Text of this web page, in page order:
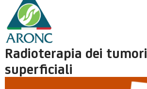
Radioterapia dei tumori
superficiali